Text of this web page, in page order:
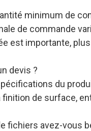
minimum de
de commande
est importante,
devis ?
du
finition de surface,
fichiers avez-vous